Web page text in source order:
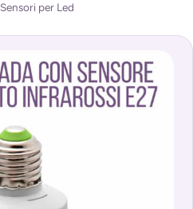
Sensori per Led